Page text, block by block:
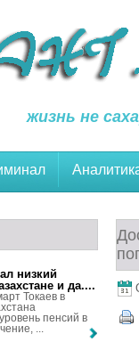
жизнь не
низкий
и да....
Токаев в
пенсий в
...